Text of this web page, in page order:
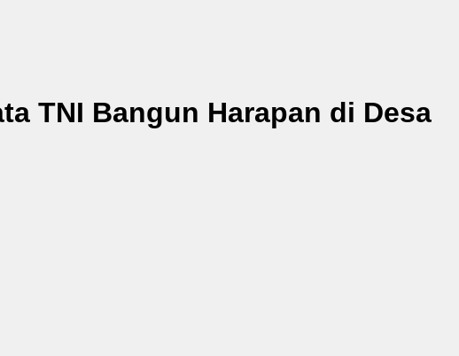
TNI Bangun Harapan di Desa